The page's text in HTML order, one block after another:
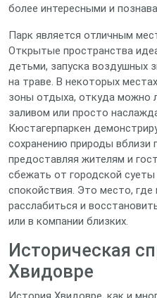
более интересными и
Парк является отличным
Открытые пространства
детьми, запуска воздушных
на траве. В некоторых
зоны отдыха, откуда можно
заливом или просто
Кюстагерпаркен
сохранению природы вблизи
предоставляя жителям и
сбежать от городской суеты
спокойствия. Это место,
расслабиться и
или в компании близких.
Историческая
Хвидовре